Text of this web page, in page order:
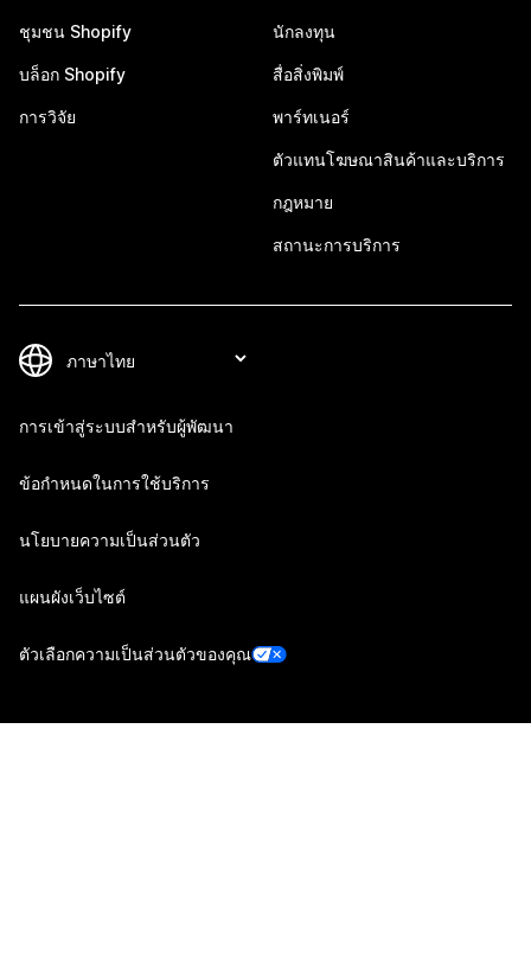
ชุมชน Shopify
บล็อก Shopify
การวิจัย
นักลงทุน
สื่อสิ่งพิมพ์
พาร์ทเนอร์
ตัวแทนโฆษณาสินค้าและบริการ
กฎหมาย
สถานะการบริการ
การเข้าสู่ระบบสำหรับผู้พัฒนา
ข้อกำหนดในการใช้บริการ
นโยบายความเป็นส่วนตัว
แผนผังเว็บไซต์
ตัวเลือกความเป็นส่วนตัวของคุณ